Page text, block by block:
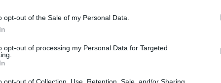
opt-out of the Sale of my Personal Data.
opt-out of processing my Personal Data for Targeted
Mubarakovim svrgavanjem sa vlasti.